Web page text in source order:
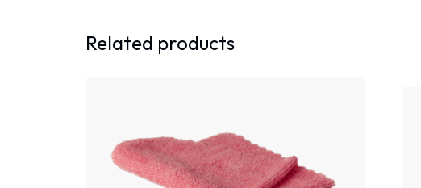
Related products